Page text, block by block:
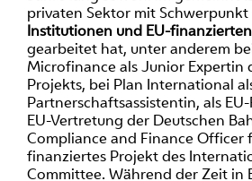
privaten Sektor mit Schwerpunkt
Institutionen und EU-
gearbeitet hat, unter anderem
Microfinance als Junior Expertin
Projekts, bei Plan International
Partnerschaftsassistentin, als
EU-Vertretung der Deutschen
Compliance and Finance Officer
finanziertes Projekt des
Committee. Während der Zeit in